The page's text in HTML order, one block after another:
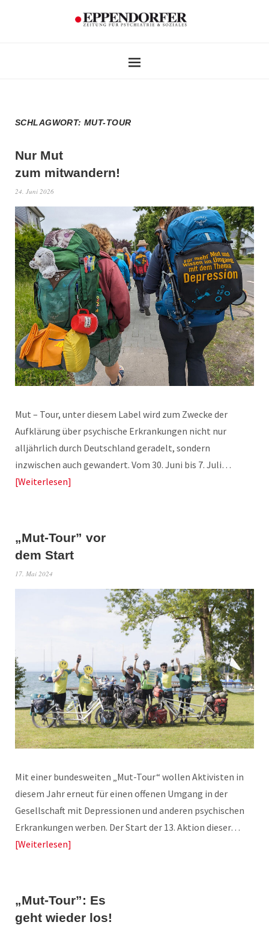
SCHLAGWORT:MUT-TOUR
Nur Mut
zum mitwandern!
24. Juni 2026
Mut – Tour, unter diesem Label wird zum Zwecke der
Aufklärung über psychische Erkrankungen nicht nur
alljährlich durch Deutschland geradelt, sondern
inzwischen auch gewandert. Vom 30. Juni bis 7. Juli…
Weiterlesen
„Mut-Tour” vor
dem Start
17. Mai 2024
Mit einer bundesweiten „Mut-Tour“ wollen Aktivisten in
diesem Jahr erneut für einen offenen Umgang in der
Gesellschaft mit Depressionen und anderen psychischen
Erkrankungen werben. Der Start der 13. Aktion dieser…
Weiterlesen
„Mut-Tour”: Es
geht wieder los!